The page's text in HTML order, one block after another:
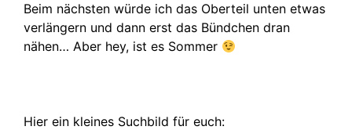
Beim nächsten würde ich das Oberteil unten etwas
verlängern und dann erst das Bündchen dran
nähen… Aber hey, ist es Sommer
Hier ein kleines Suchbild für euch: